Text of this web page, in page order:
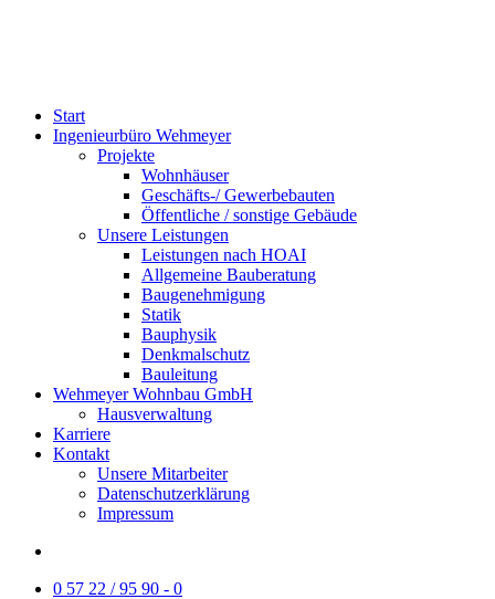
Start
Ingenieurbüro Wehmeyer
Projekte
Wohnhäuser
Geschäfts-/ Gewerbebauten
Öffentliche / sonstige Gebäude
Unsere Leistungen
Leistungen nach HOAI
Allgemeine Bauberatung
Baugenehmigung
Statik
Bauphysik
Denkmalschutz
Bauleitung
Wehmeyer Wohnbau GmbH
Hausverwaltung
Karriere
Kontakt
Unsere Mitarbeiter
Datenschutzerklärung
Impressum
0 57 22 / 95 90 - 0